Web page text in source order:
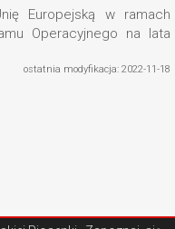
Europejską w ramach
Operacyjnego na lata
ostatnia modyfikacja: 2022-11-18